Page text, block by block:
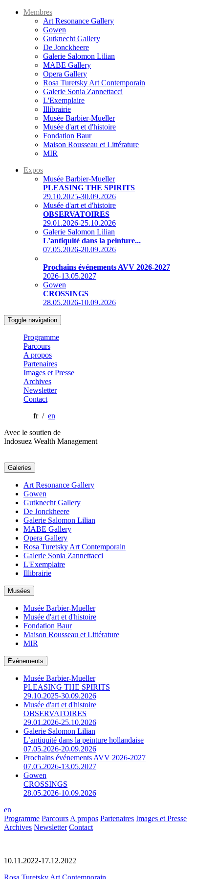
Membres
Art Resonance Gallery
Gowen
Gutknecht Gallery
De Jonckheere
Galerie Salomon Lilian
MABE Gallery
Opera Gallery
Rosa Turetsky Art Contemporain
Galerie Sonia Zannettacci
L'Exemplaire
Illibrairie
Musée Barbier-Mueller
Musée d'art et d'histoire
Fondation Baur
Maison Rousseau et Littérature
MIR
Expos
Musée Barbier-Mueller
PLEASING THE SPIRITS
29.10.2025-30.09.2026
Musée d'art et d'histoire
OBSERVATOIRES
29.01.2026-25.10.2026
Galerie Salomon Lilian
L’antiquité dans la peinture...
07.05.2026-20.09.2026
Prochains événements AVV 2026-2027
2026-13.05.2027
Gowen
CROSSINGS
28.05.2026-10.09.2026
Toggle navigation
Programme
Parcours
A propos
Partenaires
Images et Presse
Archives
Newsletter
Contact
fr / en
Avec le soutien de
Indosuez Wealth Management
Galeries
Art Resonance Gallery
Gowen
Gutknecht Gallery
De Jonckheere
Galerie Salomon Lilian
MABE Gallery
Opera Gallery
Rosa Turetsky Art Contemporain
Galerie Sonia Zannettacci
L'Exemplaire
Illibrairie
Musées
Musée Barbier-Mueller
Musée d'art et d'histoire
Fondation Baur
Maison Rousseau et Littérature
MIR
Événements
Musée Barbier-Mueller
PLEASING THE SPIRITS
29.10.2025-30.09.2026
Musée d'art et d'histoire
OBSERVATOIRES
29.01.2026-25.10.2026
Galerie Salomon Lilian
L’antiquité dans la peinture hollandaise
07.05.2026-20.09.2026
Prochains événements AVV 2026-2027
07.05.2026-13.05.2027
Gowen
CROSSINGS
28.05.2026-10.09.2026
en
Programme Parcours A propos Partenaires Images et Presse
Archives Newsletter Contact
10.11.2022-17.12.2022
Rosa Turetsky Art Contemporain